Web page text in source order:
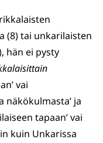
(8) tai unkarilaisten
hän ei pysty
vai
näkökulmasta’ ja
tapaan’ vai
kuin Unkarissa